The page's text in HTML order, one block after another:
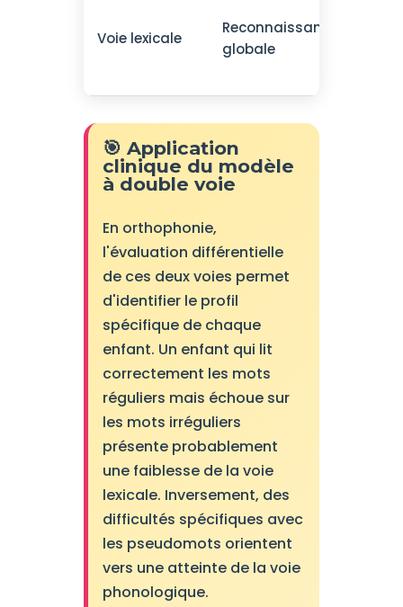
Voie lexicale
Reconnaissance
globale
🎯 Application
clinique du modèle
à double voie
En orthophonie,
l'évaluation différentielle
de ces deux voies permet
d'identifier le profil
spécifique de chaque
enfant. Un enfant qui lit
correctement les mots
réguliers mais échoue sur
les mots irréguliers
présente probablement
une faiblesse de la voie
lexicale. Inversement, des
difficultés spécifiques avec
les pseudomots orientent
vers une atteinte de la voie
phonologique.